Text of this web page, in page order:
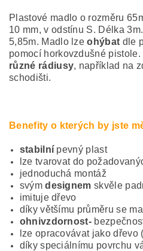
Plastové madlo o rozměru
10 mm, v odstínu S. Délka
5,85m. Madlo lzeohýbat dle
pomocí horkovzdušné pistole.
různé rádiusy, například na
schodišti.
Benefity o kterých by jste
stabilní pevný plast
lze tvarovat do
jednoduchá montáž
svýmdesignem skvěle
imituje dřevo
díky většímu průměru se
ohnivzdornost-
lze opracovávat jako dřevo
díky speciálnímu povrchu